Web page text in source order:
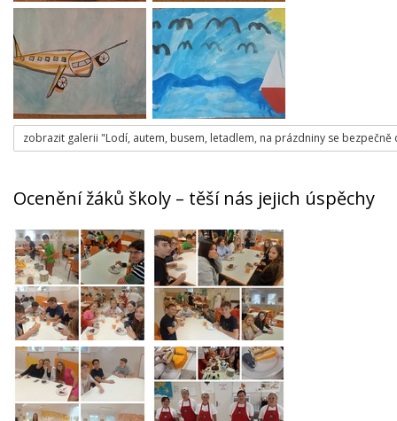
zobrazit galerii "Lodí, autem, busem, letadlem, na prázdniny se
Ocenění žáků školy – těší nás jejich úspěchy